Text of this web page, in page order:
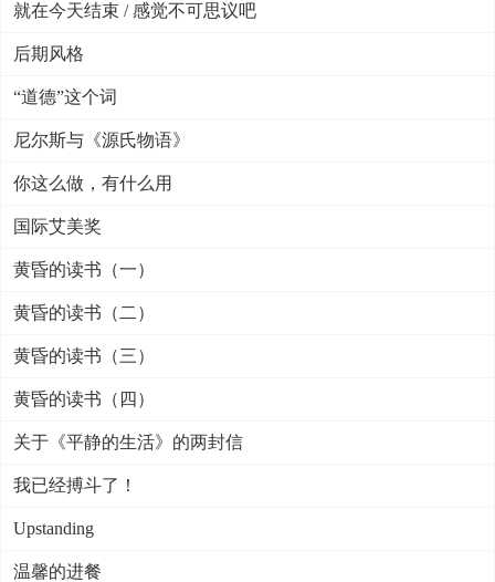
就在今天结束 / 感觉不可思议吧
后期风格
“道德”这个词
尼尔斯与《源氏物语》
你这么做，有什么用
国际艾美奖
黄昏的读书（一）
黄昏的读书（二）
黄昏的读书（三）
黄昏的读书（四）
关于《平静的生活》的两封信
我已经搏斗了！
Upstanding
温馨的进餐